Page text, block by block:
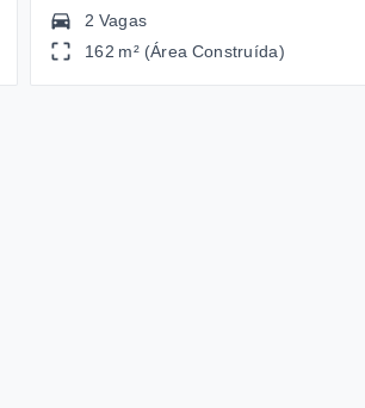
2 Vagas
162 m² (Área Construída)